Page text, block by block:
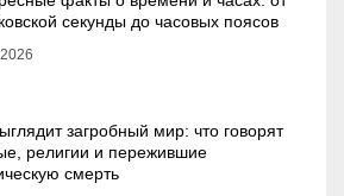
секунды до часовых поясов
загробный мир: что говорят
религии и пережившие
смерть